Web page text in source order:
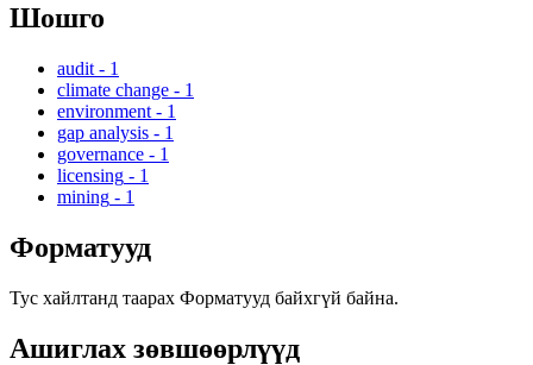
Шошго
audit - 1
climate change - 1
environment - 1
gap analysis - 1
governance - 1
licensing - 1
mining - 1
Форматууд
Тус хайлтанд таарах Форматууд байхгүй байна.
Ашиглах зөвшөөрлүүд